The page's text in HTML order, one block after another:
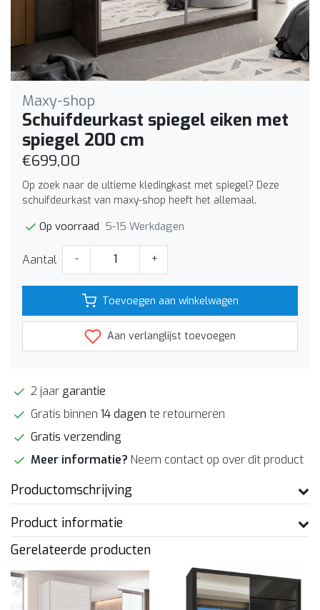
Maxy-shop
Schuifdeurkast spiegel eiken met
spiegel 200 cm
€699,00
Op zoek naar de ultieme kledingkast met spiegel? Deze
schuifdeurkast van maxy-shop heeft het allemaal.
Op voorraad 5-15 Werkdagen
Aantal - +
Toevoegen aan winkelwagen
Aan verlanglijst toevoegen
2 jaar garantie
Gratis binnen 14 dagen te retourneren
Gratis verzending
Meer informatie? Neem contact op over dit product
Productomschrijving
Product informatie
Gerelateerde producten